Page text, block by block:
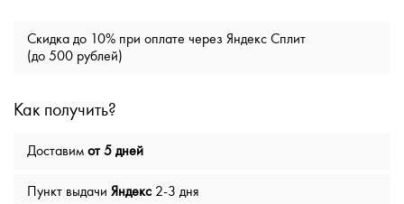
Скидка до 10% при оплате через Яндекс Сплит
(до 500 рублей)
Как получить?
Доставим от 5 дней
Пункт выдачи Яндекс 2-3 дня